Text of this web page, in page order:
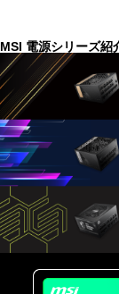
MSI 電源シリーズ紹